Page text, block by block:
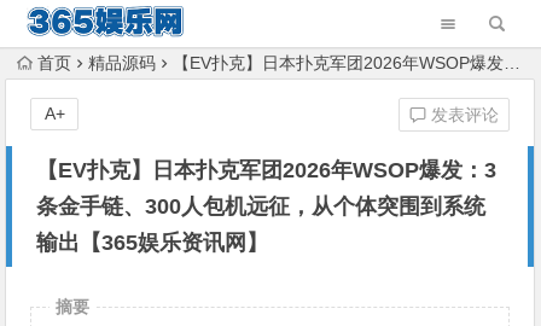
首页 精品源码 【EV扑克】日本扑克军团2026年WSOP爆发：3条金手链、300人包机远征，从个体突围到系统输出【365娱乐资讯网】
【EV扑克】日本扑克军团2026年WSOP爆发：3
条金手链、300人包机远征，从个体突围到系统
输出【365娱乐资讯网】
发表评论
A+
摘要